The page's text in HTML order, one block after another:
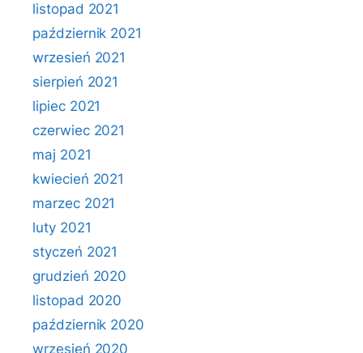
listopad 2021
październik 2021
wrzesień 2021
sierpień 2021
lipiec 2021
czerwiec 2021
maj 2021
kwiecień 2021
marzec 2021
luty 2021
styczeń 2021
grudzień 2020
listopad 2020
październik 2020
wrzesień 2020